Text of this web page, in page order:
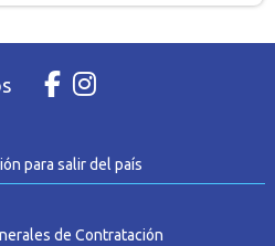
para salir del país
de Contratación